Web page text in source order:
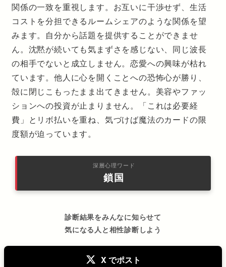
関係の一致を重視します。お互いに干渉せず、生活
コストを分担できるルームシェアのような関係を望
みます。自分から話題を提供することができませ
ん。沈黙が続いても気まずさを感じない、同じ波長
の相手でないと成立しません。恋愛への興味が枯れ
ています。他人に心を開くことへの恐怖心が勝り、
殻に閉じこもったまま出てきません。美容やファッ
ションへの投資が止まりません。「これは必要経
費」とリボ払いを重ね、気づけば魔法のカードの限
度額が迫っています。
深層心理ワード
鎖国
診断結果をみんなに知らせて
気になる人と相性診断しよう
X でポスト